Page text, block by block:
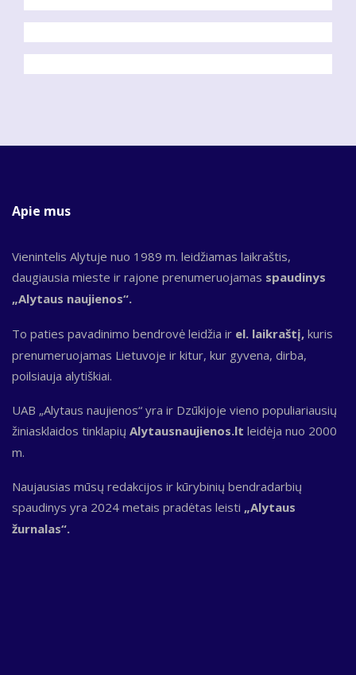
Apie mus
Vienintelis Alytuje nuo 1989 m. leidžiamas laikraštis,
daugiausia mieste ir rajone prenumeruojamas spaudinys
„Alytaus naujienos“.
To paties pavadinimo bendrovė leidžia ir el. laikraštį, kuris
prenumeruojamas Lietuvoje ir kitur, kur gyvena, dirba,
poilsiauja alytiškiai.
UAB „Alytaus naujienos“ yra ir Dzūkijoje vieno populiariausių
žiniasklaidos tinklapių Alytausnaujienos.lt leidėja nuo 2000
m.
Naujausias mūsų redakcijos ir kūrybinių bendradarbių
spaudinys yra 2024 metais pradėtas leisti „Alytaus
žurnalas“.